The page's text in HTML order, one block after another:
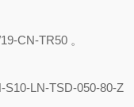
CN-TR50 。
LN-TSD-050-80-Z